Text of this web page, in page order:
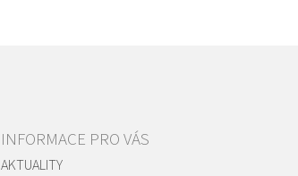
INFORMACE PRO VÁS
AKTUALITY